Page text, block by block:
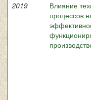
2019
Влияние
процессов